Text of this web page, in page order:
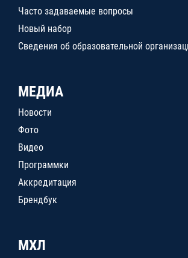
Часто задаваемые вопросы
Новый набор
Сведения об образовательной
МЕДИА
Новости
Фото
Видео
Программки
Аккредитация
Брендбук
МХЛ